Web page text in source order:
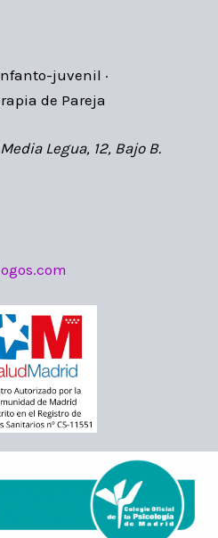
juvenil ·
de Pareja
Legua, 12, Bajo B.